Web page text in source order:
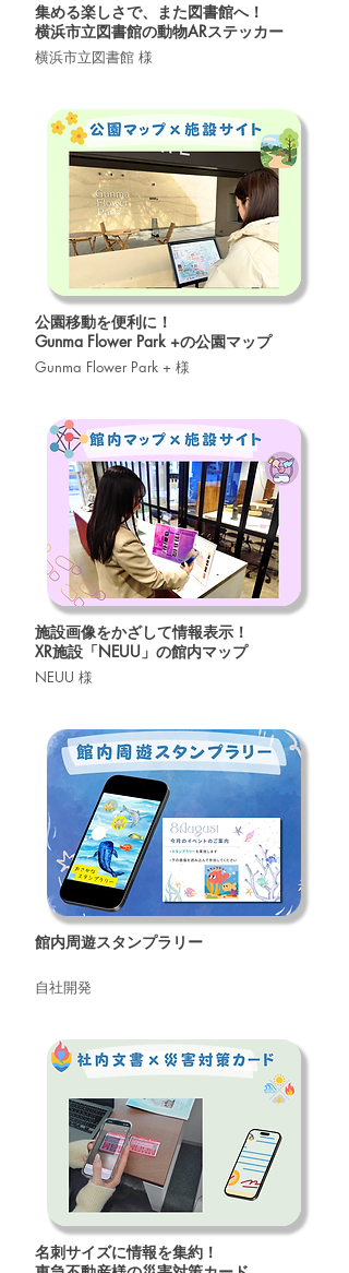
集める楽しさで、また図書館へ！
横浜市立図書館の動物ARステッカー
横浜市立図書館 様
公園移動を便利に！
Gunma Flower Park +の公園マップ
Gunma Flower Park + 様
施設画像をかざして情報表示！
XR施設「NEUU」の館内マップ
NEUU 様
館内周遊スタンプラリー
自社開発
名刺サイズに情報を集約！